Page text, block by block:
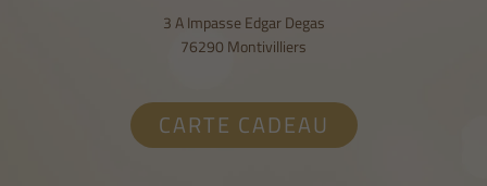
3 A Impasse Edgar Degas
76290 Montivilliers
CARTE CADEAU